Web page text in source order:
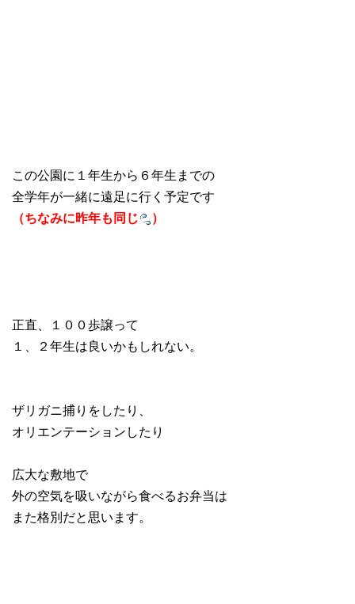
この公園に１年生から６年生までの
全学年が一緒に遠足に行く予定です
（ちなみに昨年も同じ
）
正直、１００歩譲って
１、２年生は良いかもしれない。
ザリガニ捕りをしたり、
オリエンテーションしたり
広大な敷地で
外の空気を吸いながら食べるお弁当は
また格別だと思います。